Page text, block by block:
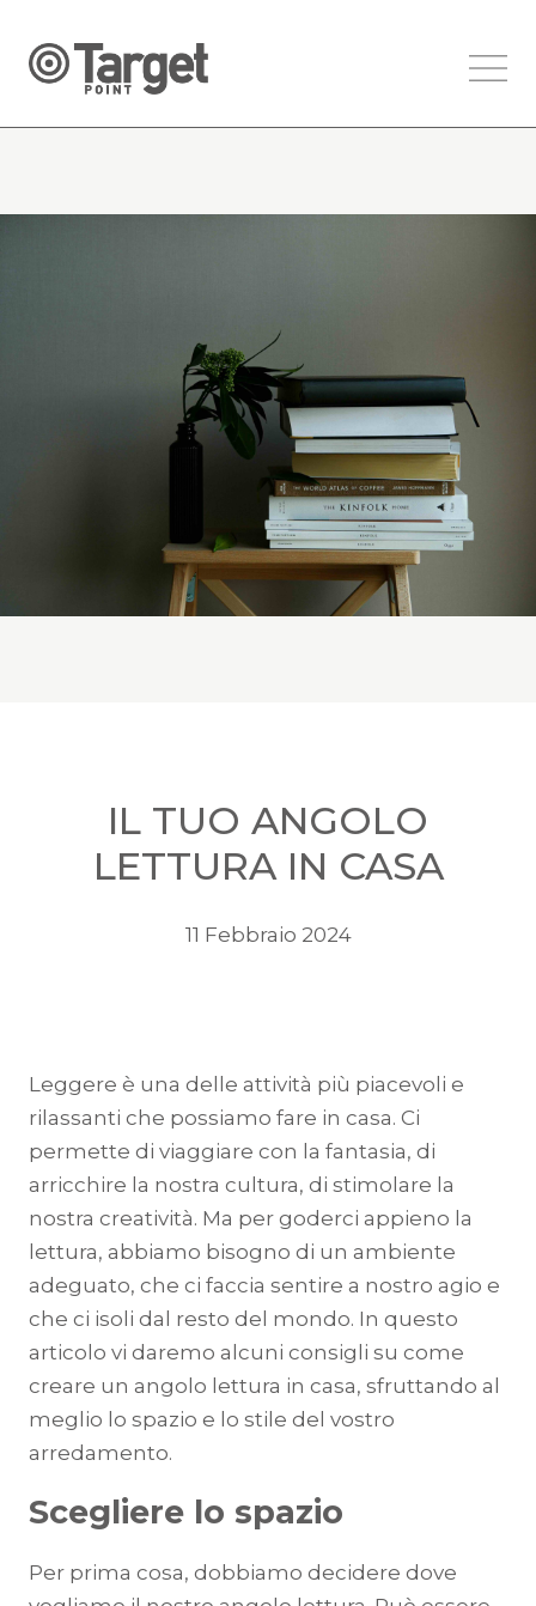
IL TUO ANGOLO
LETTURA IN CASA
11 Febbraio 2024
Leggere è una delle attività più piacevoli e
rilassanti che possiamo fare in casa. Ci
permette di viaggiare con la fantasia, di
arricchire la nostra cultura, di stimolare la
nostra creatività. Ma per goderci appieno la
lettura, abbiamo bisogno di un ambiente
adeguato, che ci faccia sentire a nostro agio e
che ci isoli dal resto del mondo. In questo
articolo vi daremo alcuni consigli su come
creare un angolo lettura in casa, sfruttando al
meglio lo spazio e lo stile del vostro
arredamento.
Scegliere lo spazio
Per prima cosa, dobbiamo decidere dove